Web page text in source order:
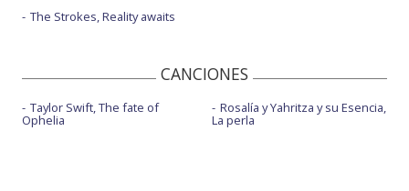
The Strokes, Reality awaits
CANCIONES
Taylor Swift, The fate of
Ophelia
Rosalía y Yahritza y su Esencia,
La perla